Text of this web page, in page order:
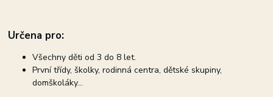
Určena pro:
Všechny děti od 3 do 8 let.
První třídy, školky, rodinná centra, dětské skupiny,
domškoláky...